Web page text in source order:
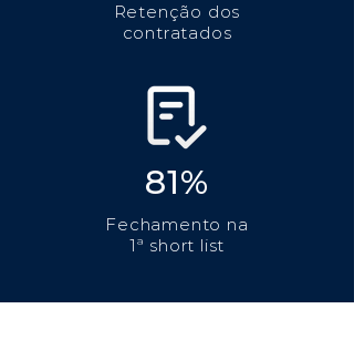
Retenção dos
contratados
81%
Fechamento na
1ª short list